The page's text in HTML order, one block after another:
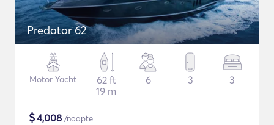
Predator 62
Motor Yacht
62 ft
19 m
6 3 3
$4,008 /noapte